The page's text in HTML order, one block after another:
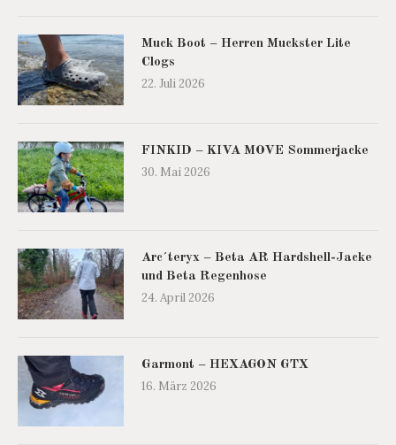
Muck Boot – Herren Muckster Lite
Clogs
22. Juli 2026
FINKID – KIVA MOVE Sommerjacke
30. Mai 2026
Arc´teryx – Beta AR Hardshell-Jacke
und Beta Regenhose
24. April 2026
Garmont – HEXAGON GTX
16. März 2026